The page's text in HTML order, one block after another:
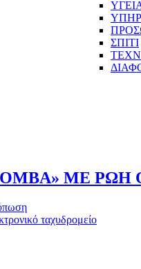
ΣΠΙΤΙ
ΜΕ ΡΩΗ
ταχυδρομείο